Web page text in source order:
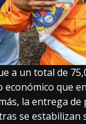
a un total de
económico que
la entrega
se estabilizan